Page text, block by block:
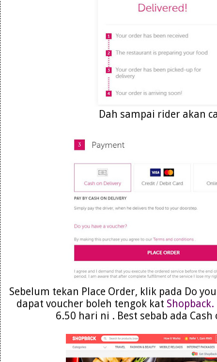
Dah sampai rider akan
Sebelum tekan Place Order, klik pada Do
dapat voucher boleh tengok kat Shopback.
6.50 hari ni . Best sebab ada Cash